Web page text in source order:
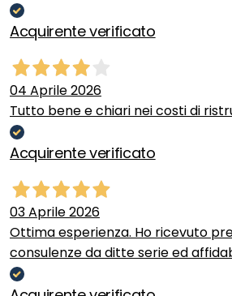
Acquirente verificato
04 Aprile 2026
Tutto bene e chiari nei costi di
Acquirente verificato
03 Aprile 2026
Ottima esperienza. Ho ricevuto
consulenze da ditte serie ed